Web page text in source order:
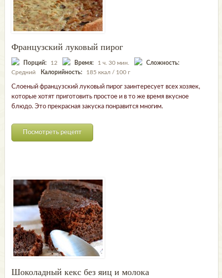
Французский луковый пирог
Порций: 12 Время: 1 ч. 30 мин.
Сложность:
Средний
Калорийность: 185 ккал / 100 г
Слоеный французский луковый пирог заинтересует всех хозяек,
которые хотят приготовить простое и в то же время вкусное
блюдо. Это прекрасная закуска понравится многим.
Посмотреть рецепт
Шоколадный кекс без яиц и молока